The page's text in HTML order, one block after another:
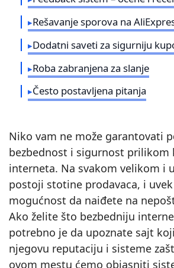
Rešavanje sporova na
Dodatni saveti za sigurniju
Roba zabranjena za slanje
Često postavljena pitanja
Niko vam ne može garantovati
bezbednost i sigurnost prilikom
interneta. Na svakom velikom i
postoji stotine prodavaca, i
mogućnost da naiđete na
Ako želite što bezbedniju
potrebno je da upoznate sajt
njegovu reputaciju i sisteme
ovom mestu ćemo objasniti